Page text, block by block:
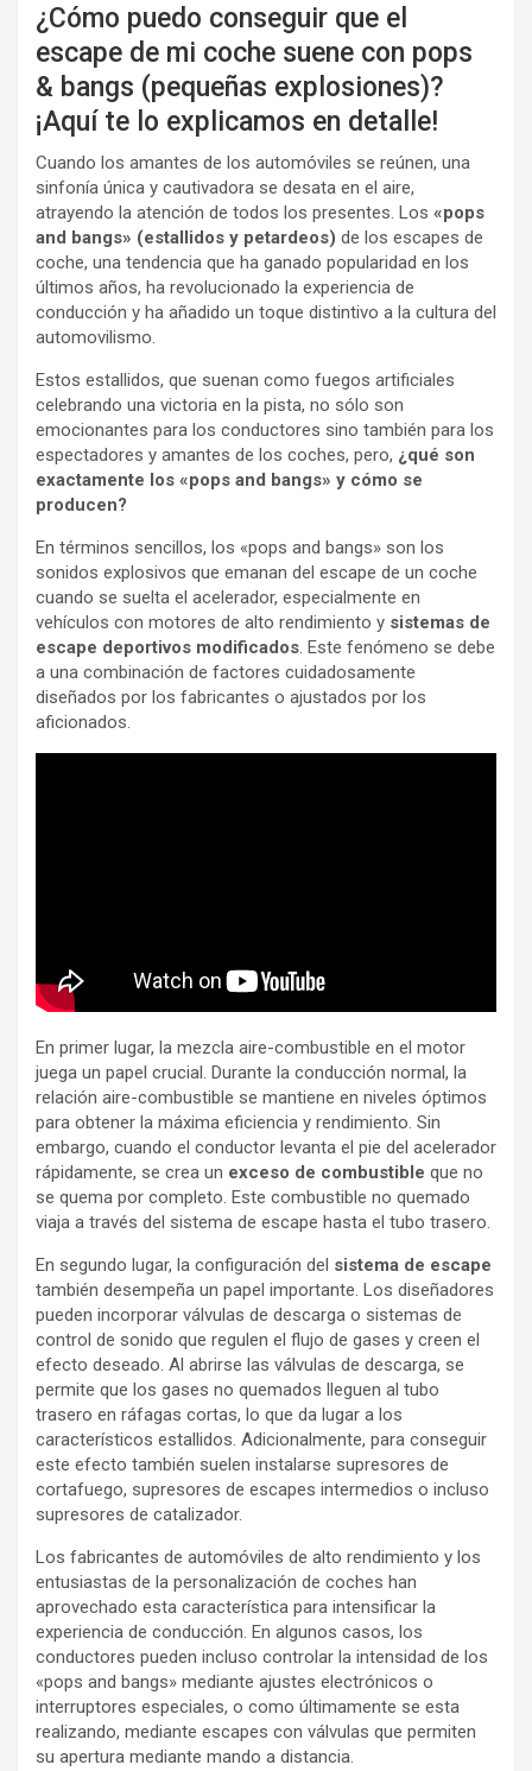
¿Cómo puedo conseguir que el
escape de mi coche suene con pops
& bangs (pequeñas explosiones)?
¡Aquí te lo explicamos en detalle!
Cuando los amantes de los automóviles se reúnen, una
sinfonía única y cautivadora se desata en el aire,
atrayendo la atención de todos los presentes. Los «pops
and bangs» (estallidos y petardeos) de los escapes de
coche, una tendencia que ha ganado popularidad en los
últimos años, ha revolucionado la experiencia de
conducción y ha añadido un toque distintivo a la cultura del
automovilismo.
Estos estallidos, que suenan como fuegos artificiales
celebrando una victoria en la pista, no sólo son
emocionantes para los conductores sino también para los
espectadores y amantes de los coches, pero, ¿qué son
exactamente los «pops and bangs» y cómo se
producen?
En términos sencillos, los «pops and bangs» son los
sonidos explosivos que emanan del escape de un coche
cuando se suelta el acelerador, especialmente en
vehículos con motores de alto rendimiento y sistemas de
escape deportivos modificados. Este fenómeno se debe
a una combinación de factores cuidadosamente
diseñados por los fabricantes o ajustados por los
aficionados.
En primer lugar, la mezcla aire-combustible en el motor
juega un papel crucial. Durante la conducción normal, la
relación aire-combustible se mantiene en niveles óptimos
para obtener la máxima eficiencia y rendimiento. Sin
embargo, cuando el conductor levanta el pie del acelerador
rápidamente, se crea un exceso de combustible que no
se quema por completo. Este combustible no quemado
viaja a través del sistema de escape hasta el tubo trasero.
En segundo lugar, la configuración del sistema de escape
también desempeña un papel importante. Los diseñadores
pueden incorporar válvulas de descarga o sistemas de
control de sonido que regulen el flujo de gases y creen el
efecto deseado. Al abrirse las válvulas de descarga, se
permite que los gases no quemados lleguen al tubo
trasero en ráfagas cortas, lo que da lugar a los
característicos estallidos. Adicionalmente, para conseguir
este efecto también suelen instalarse supresores de
cortafuego, supresores de escapes intermedios o incluso
supresores de catalizador.
Los fabricantes de automóviles de alto rendimiento y los
entusiastas de la personalización de coches han
aprovechado esta característica para intensificar la
experiencia de conducción. En algunos casos, los
conductores pueden incluso controlar la intensidad de los
«pops and bangs» mediante ajustes electrónicos o
interruptores especiales, o como últimamente se esta
realizando, mediante escapes con válvulas que permiten
su apertura mediante mando a distancia.